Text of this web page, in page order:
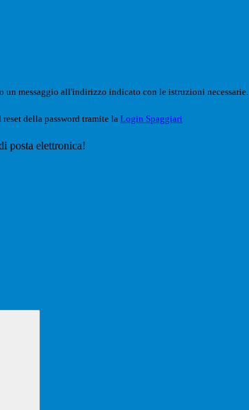
un messaggio all'indirizzo indicato con le istruzioni necessarie.
della password tramite la Login Spaggiari
posta elettronica!